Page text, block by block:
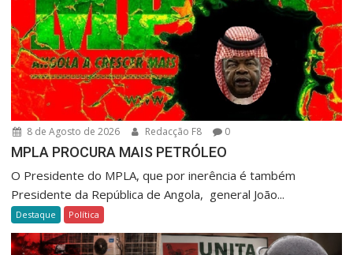
8 de Agosto de 2026 Redacção F8 0
MPLA PROCURA MAIS PETRÓLEO
O Presidente do MPLA, que por inerência é também
Presidente da República de Angola, general João...
Destaque Política